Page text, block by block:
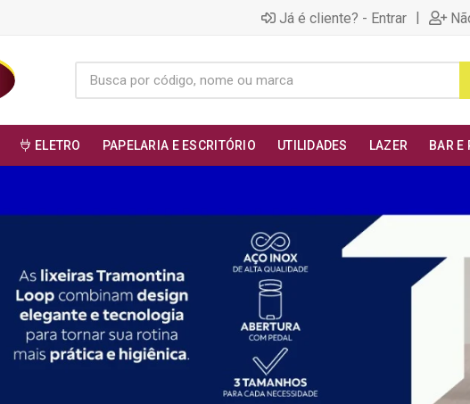
Já é cliente? - Entrar |
ELETRO PAPELARIA E ESCRITÓRIO UTILIDADES LAZER BAR E